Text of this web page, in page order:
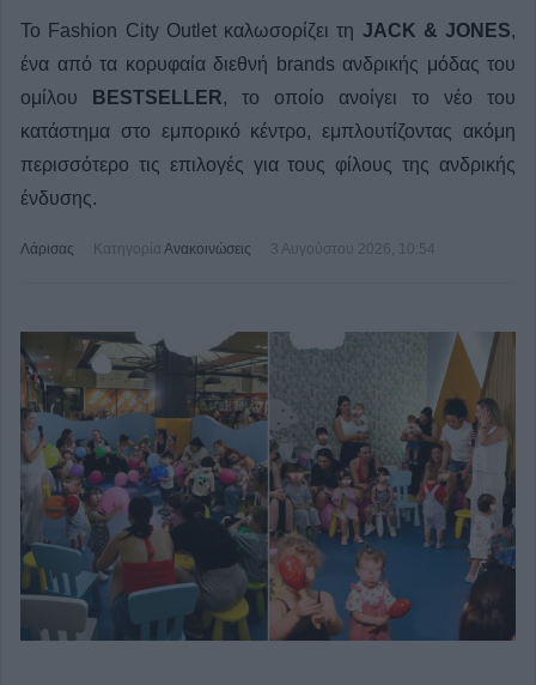
Το Fashion City Outlet καλωσορίζει τη JACK & JONES,
ένα από τα κορυφαία διεθνή brands ανδρικής μόδας του
ομίλου
BESTSELLER, το οποίο ανοίγει το νέο του
κατάστημα στο εμπορικό κέντρο, εμπλουτίζοντας ακόμη
περισσότερο τις επιλογές για τους φίλους της ανδρικής
ένδυσης.
Λάρισας Κατηγορία Ανακοινώσεις 3 Αυγούστου 2026, 10:54